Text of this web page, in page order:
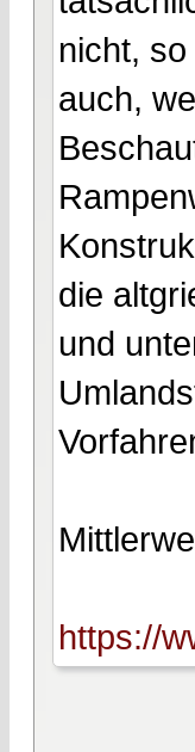
nicht,
auch,
die
und
https://